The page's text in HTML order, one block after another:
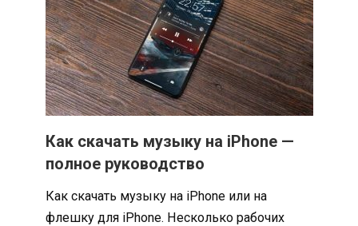
Как скачать музыку на iPhone —
полное руководство
Как скачать музыку на iPhone или на
флешку для iPhone. Несколько рабочих